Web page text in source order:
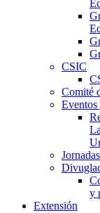
CSIC
Comité
y
Extensión